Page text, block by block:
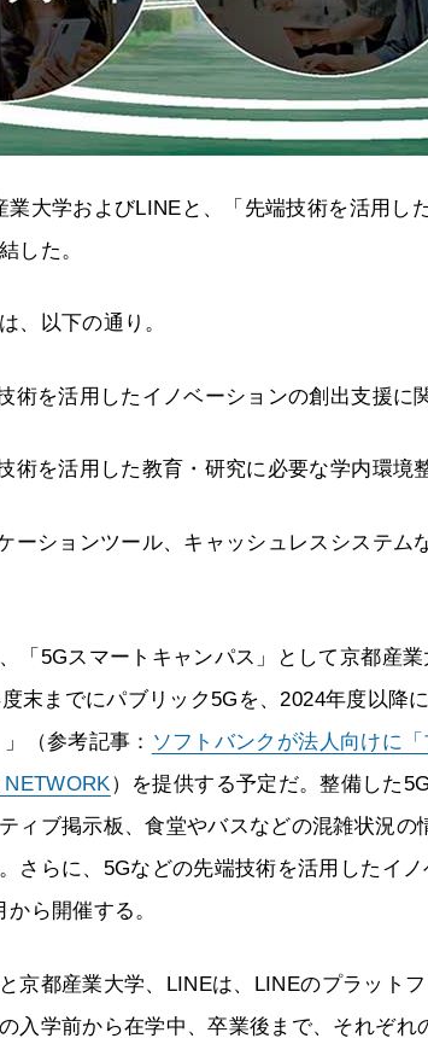
業大学およびLINEと、「先端技術を活用し
した。
、以下の通り。
術を活用したイノベーションの創出支援に
術を活用した教育・研究に必要な学内環境
ーションツール、キャッシュレスシステ
「5Gスマートキャンパス」として京都産
末までにパブリック5Gを、2024年度以降
（参考記事： ソフトバンクが法人向けに
）を提供する予定だ。整備した
ィブ掲示板、食堂やバスなどの混雑状況
さらに、5Gなどの先端技術を活用したイ
ら開催する。
京都産業大学、LINEは、LINEのプラット
入学前から在学中、卒業後まで、それぞ